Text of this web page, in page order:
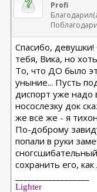
Profi
Спасибо, девушки!
тебя, Вика, но
То, что ДО было
уныние... Пусть
диспорт уже надо
носослезку док
же всё же - я
По-доброму
попали в руки
сохранить его,
Lighter